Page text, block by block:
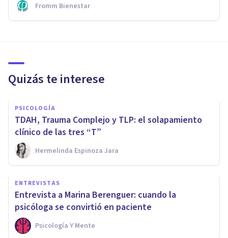
Fromm Bienestar
Quizás te interese
PSICOLOGÍA
TDAH, Trauma Complejo y TLP: el solapamiento
clínico de las tres “T”
Hermelinda Espinoza Jara
ENTREVISTAS
Entrevista a Marina Berenguer: cuando la
psicóloga se convirtió en paciente
Psicología Y Mente